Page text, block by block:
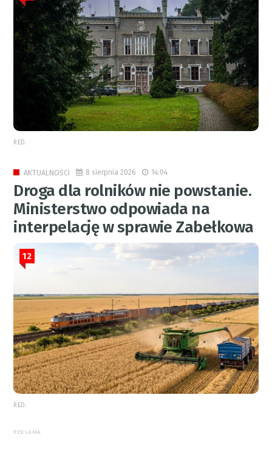
RED.
AKTUALNOŚCI 8 sierpnia 2026 14:04
Droga dla rolników nie powstanie.
Ministerstwo odpowiada na
interpelację w sprawie Zabełkowa
12
RED.
REKLAMA